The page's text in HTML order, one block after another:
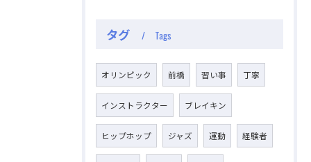
タグ Tags
オリンピック 前橋 習い事 丁寧
インストラクター ブレイキン
ヒップホップ ジャズ 運動 経験者